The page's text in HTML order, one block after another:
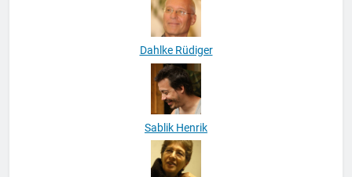
Dahlke Rüdiger
Sablik Henrik